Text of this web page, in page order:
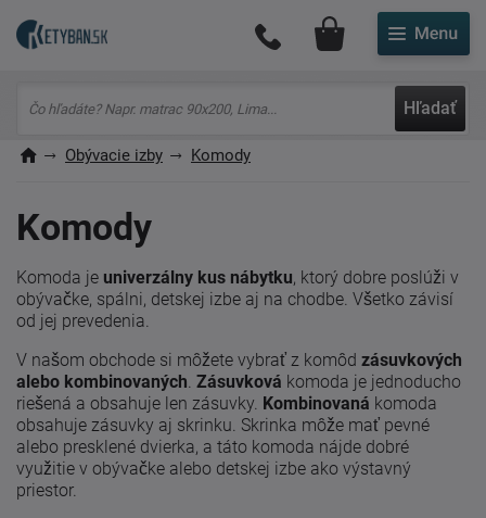
Hľadať
Môj účet
Obývacie izby Komody
Komody
Komoda je univerzálny kus nábytku, ktorý dobre poslúži v
obývačke, spálni, detskej izbe aj na chodbe. Všetko závisí
od jej prevedenia.
V našom obchode si môžete vybrať z komôd zásuvkových
alebo kombinovaných. Zásuvková komoda je jednoducho
riešená a obsahuje len zásuvky. Kombinovaná komoda
obsahuje zásuvky aj skrinku. Skrinka môže mať pevné
alebo presklené dvierka, a táto komoda nájde dobré
využitie v obývačke alebo detskej izbe ako výstavný
priestor.